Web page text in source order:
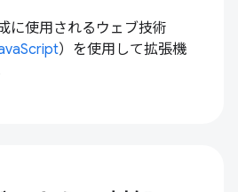
に使用されるウェブ技術
）を使用して拡張機